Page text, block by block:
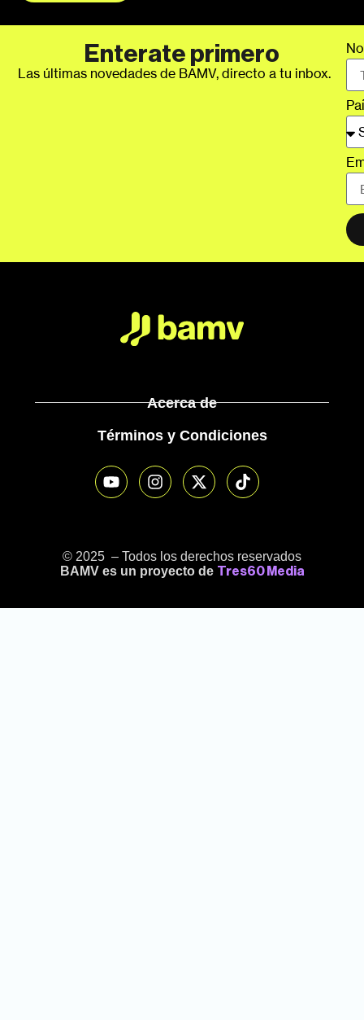
Enterate primero
Las últimas novedades de BAMV, directo a tu inbox.
Acerca de
Términos y Condiciones
© 2025 – Todos los derechos reservados
BAMV es un proyecto de Tres60 Media